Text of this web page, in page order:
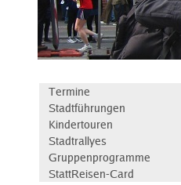
Termine
Stadtführungen
Kindertouren
Stadtrallyes
Gruppenprogramme
StattReisen-Card